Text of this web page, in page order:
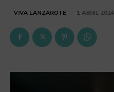
VIVA LANZAROTE 1 ABRIL 2024